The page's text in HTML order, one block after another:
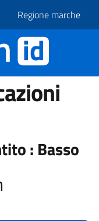
Regione marche
: Basso